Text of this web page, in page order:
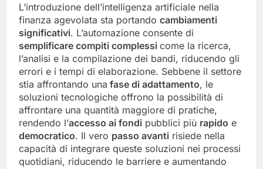
L’introduzione dell’intelligenza artificiale nella
finanza agevolata sta portando cambiamenti
significativi. L’automazione consente di
semplificare compiti complessi come la ricerca,
l’analisi e la compilazione dei bandi, riducendo gli
errori e i tempi di elaborazione. Sebbene il settore
stia affrontando una fase di adattamento, le
soluzioni tecnologiche offrono la possibilità di
affrontare una quantità maggiore di pratiche,
rendendo l’accesso ai fondi pubblici più rapido e
democratico. Il vero passo avanti risiede nella
capacità di integrare queste soluzioni nei processi
quotidiani, riducendo le barriere e aumentando